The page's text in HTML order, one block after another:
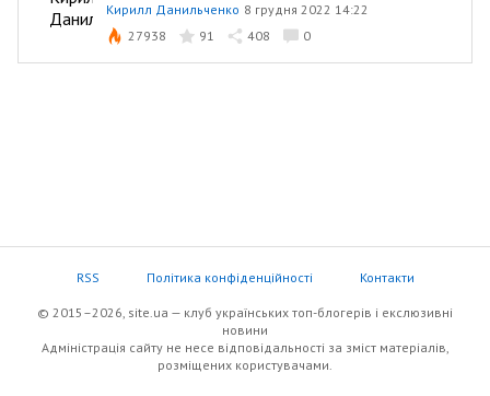
Кирилл Данильченко 8 грудня 2022 14:22
27938
91 408 0
RSS Політика конфіденційності Контакти
© 2015–2026, site.ua — клуб українських топ-блогерів i екслюзивнi
новини
Адміністрація сайту не несе відповідальності за зміст матеріалів,
розміщених користувачами.